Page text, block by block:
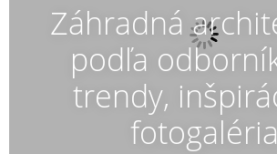
Záhradná
podľa
trendy,
fotogaléria